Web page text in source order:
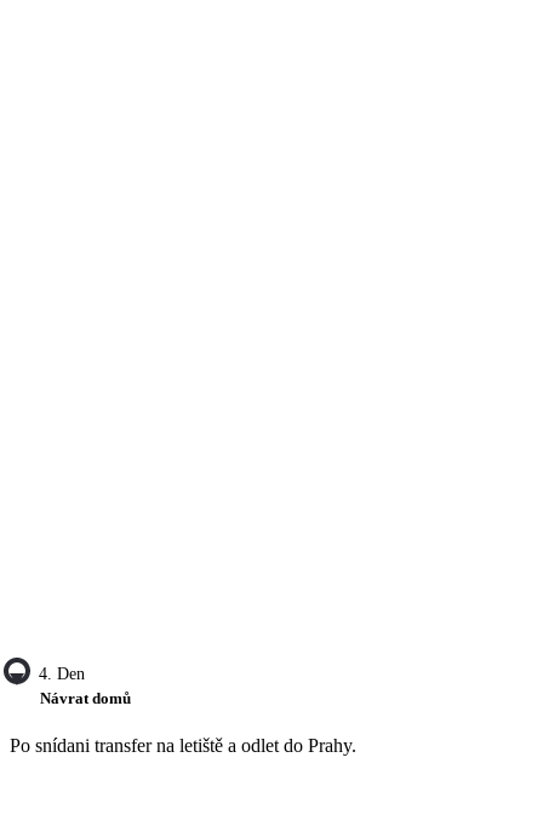
4. Den
Návrat domů
Po snídani transfer na letiště a odlet do Prahy.